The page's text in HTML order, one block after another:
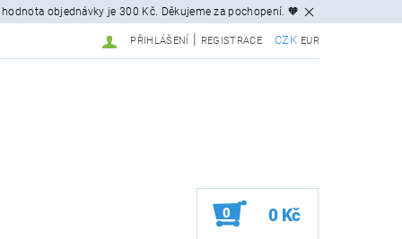
objednávky je 300 Kč. Děkujeme za pochopení. 🧡
CZK EUR
PŘIHLÁŠENÍ REGISTRACE
0 0 Kč